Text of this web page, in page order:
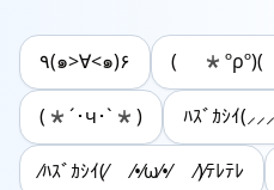
٩(๑>∀<๑)۶ ( *ºρº)(
(*´･ч･`*) ﾊｽﾞｶｼｲ
⁄ﾊｽﾞｶｼｲ(⁄ ⁄•⁄ω⁄•⁄ ⁄)⁄ﾃﾚﾃﾚ